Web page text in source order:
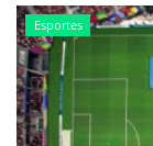
Esportes